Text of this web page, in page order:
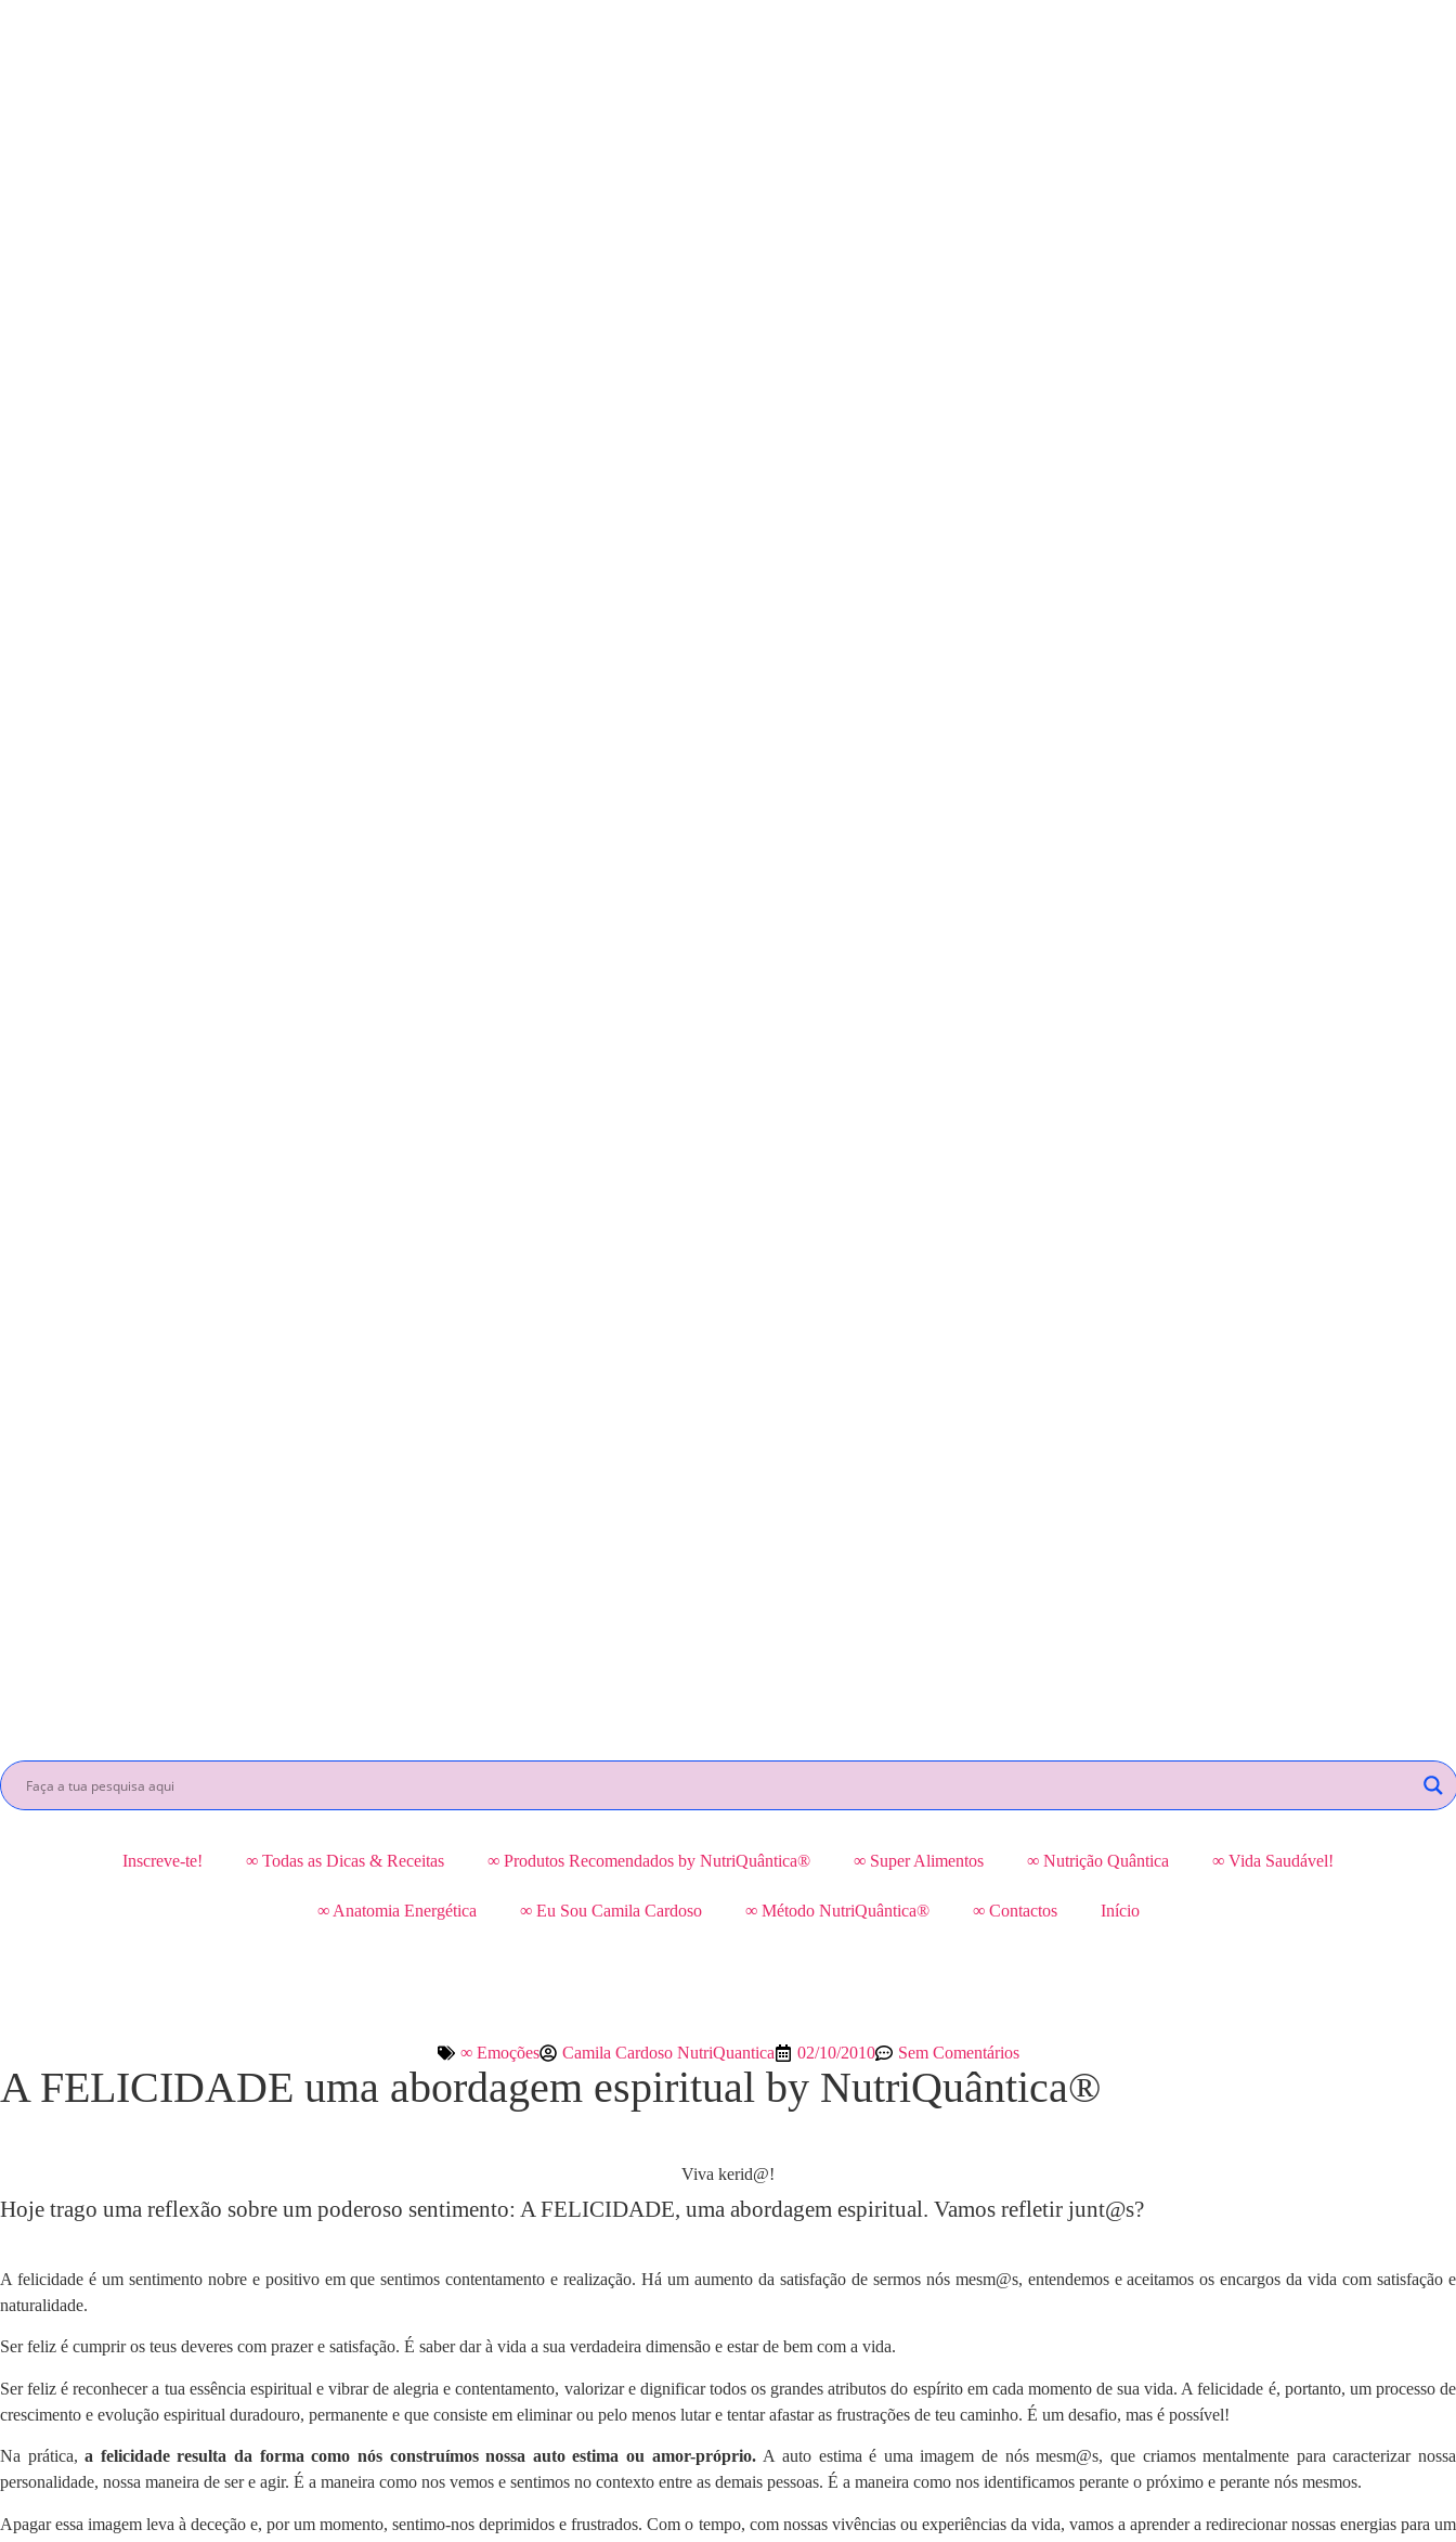
Inscreve-te! ∞ Todas as Dicas & Receitas ∞ Produtos Recomendados by NutriQuântica® ∞ Super Alimentos ∞ Nutrição Quântica ∞ Vida Saudável!
∞ Anatomia Energética ∞ Eu Sou Camila Cardoso ∞ Método NutriQuântica® ∞ Contactos Início
∞ Emoções Camila Cardoso NutriQuantica 02/10/2010 Sem Comentários
A FELICIDADE uma abordagem espiritual by NutriQuântica®
Viva kerid@!
Hoje trago uma reflexão sobre um poderoso sentimento: A FELICIDADE, uma abordagem espiritual. Vamos refletir junt@s?
A felicidade é um sentimento nobre e positivo em que sentimos contentamento e realização. Há um aumento da satisfação de sermos nós mesm@s, entendemos e aceitamos os encargos da vida com satisfação e
naturalidade.
Ser feliz é cumprir os teus deveres com prazer e satisfação. É saber dar à vida a sua verdadeira dimensão e estar de bem com a vida.
Ser feliz é reconhecer a tua essência espiritual e vibrar de alegria e contentamento, valorizar e dignificar todos os grandes atributos do espírito em cada momento de sua vida. A felicidade é, portanto, um processo de
crescimento e evolução espiritual duradouro, permanente e que consiste em eliminar ou pelo menos lutar e tentar afastar as frustrações de teu caminho. É um desafio, mas é possível!
Na prática,a felicidade resulta da forma como nós construímos nossa auto estima ou amor-próprio. A auto estima é uma imagem de nós mesm@s, que criamos mentalmente para caracterizar nossa
personalidade, nossa maneira de ser e agir. É a maneira como nos vemos e sentimos no contexto entre as demais pessoas. É a maneira como nos identificamos perante o próximo e perante nós mesmos.
Apagar essa imagem leva à deceção e, por um momento, sentimo-nos deprimidos e frustrados. Com o tempo, com nossas vivências ou experiências da vida, vamos a aprender a redirecionar nossas energias para um